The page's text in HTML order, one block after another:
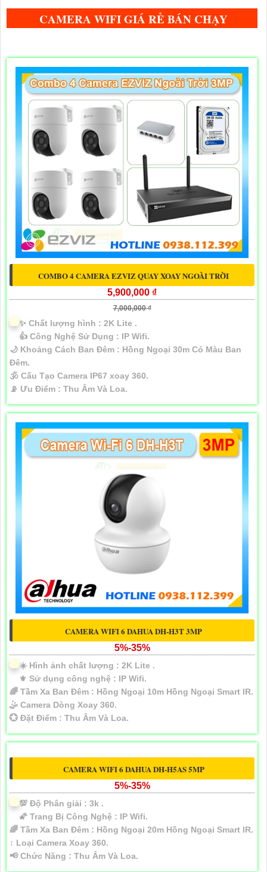
CAMERA WIFI GIÁ RẺ BÁN CHẠY
COMBO 4 CAMERA EZVIZ QUAY XOAY NGOÀI TRỜI
5,900,000 ₫
7,000,000 ₫
✨ Chất lượng hình : 2K Lite .
👍 Công Nghệ Sử Dụng : IP Wifi.
🌙 Khoảng Cách Ban Đêm : Hồng Ngoại 30m Có Màu Ban
Ðêm.
🕉️ Cấu Tạo Camera IP67 xoay 360.
️📡 Ưu Điểm : Thu Âm Và Loa.
CAMERA WIFI 6 DAHUA DH-H3T 3MP
5%-35%
☀️ Hình ảnh chất lượng : 2K Lite .
⚜️ Sử dụng công nghệ : IP Wifi.
🌈 Tầm Xa Ban Đêm : Hồng Ngoại 10m Hồng Ngoại Smart IR.
🤹 Camera Dòng Xoay 360.
️💮 Đặt Điểm : Thu Âm Và Loa.
CAMERA WIFI 6 DAHUA DH-H5AS 5MP
5%-35%
💯 Độ Phân giải : 3k .
🌠 Trang Bị Công Nghệ : IP Wifi.
🌈 Tầm Xa Ban Đêm :Hồng Ngoại 20m Hồng Ngoại Smart IR.
↕️ Loại Camera Xoay 360.